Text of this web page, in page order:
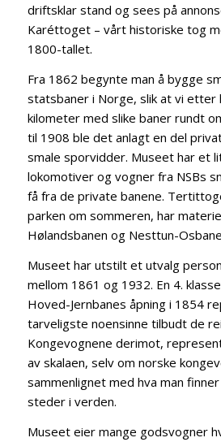
driftsklar stand og sees på
Karéttoget – vårt historiske tog
1800-tallet.
Fra 1862 begynte man å bygge
statsbaner i Norge, slik at vi etter
kilometer med slike baner rundt
til 1908 ble det anlagt en del
smale sporvidder. Museet har et
lokomotiver og vogner fra NSBs
få fra de private banene.
parken om sommeren, har
Hølandsbanen og Nesttun-
Museet har utstilt et utvalg
mellom 1861 og 1932. En 4.
Hoved-Jernbanes åpning i 1854
tarveligste noensinne tilbudt de
Kongevognene derimot,
av skalaen, selv om norske
sammenlignet med hva man
steder i verden.
Museet eier mange godsvogner